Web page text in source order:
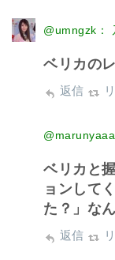
@umngzk：
ベリカの
返信
ベリカと
ョンして
た？」な
返信